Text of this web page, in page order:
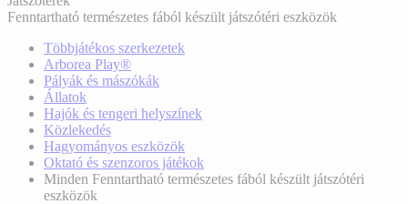
Fenntartható természetes fából készült játszótéri eszközök
Többjátékos szerkezetek
Arborea Play®
Pályák és mászókák
Állatok
Hajók és tengeri helyszínek
Közlekedés
Hagyományos eszközök
Oktató és szenzoros játékok
Minden Fenntartható természetes fából készült játszótéri
eszközök